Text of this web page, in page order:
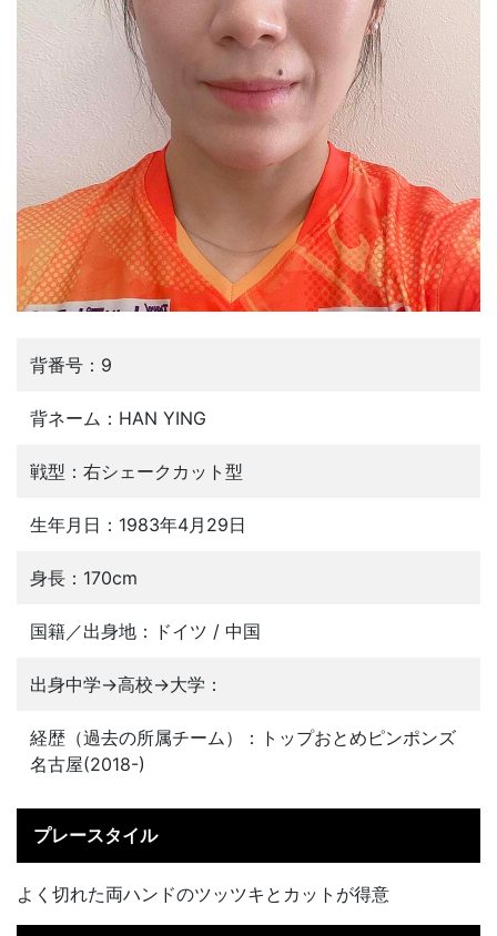
背番号：9
背ネーム：HAN YING
戦型：右シェークカット型
生年月日：1983年4月29日
身長：170cm
国籍／出身地：ドイツ / 中国
出身中学→高校→大学：
経歴（過去の所属チーム）：トップおとめピンポンズ
名古屋(2018-)
プレースタイル
よく切れた両ハンドのツッツキとカットが得意